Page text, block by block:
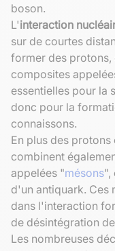
boson.
L'interaction
sur de courtes
former des protons,
composites
essentielles pour la
donc pour la
connaissons.
En plus des protons
combinent
appelées "mésons",
d'un antiquark. Ces
dans l'interaction
de désintégration
Les nombreuses